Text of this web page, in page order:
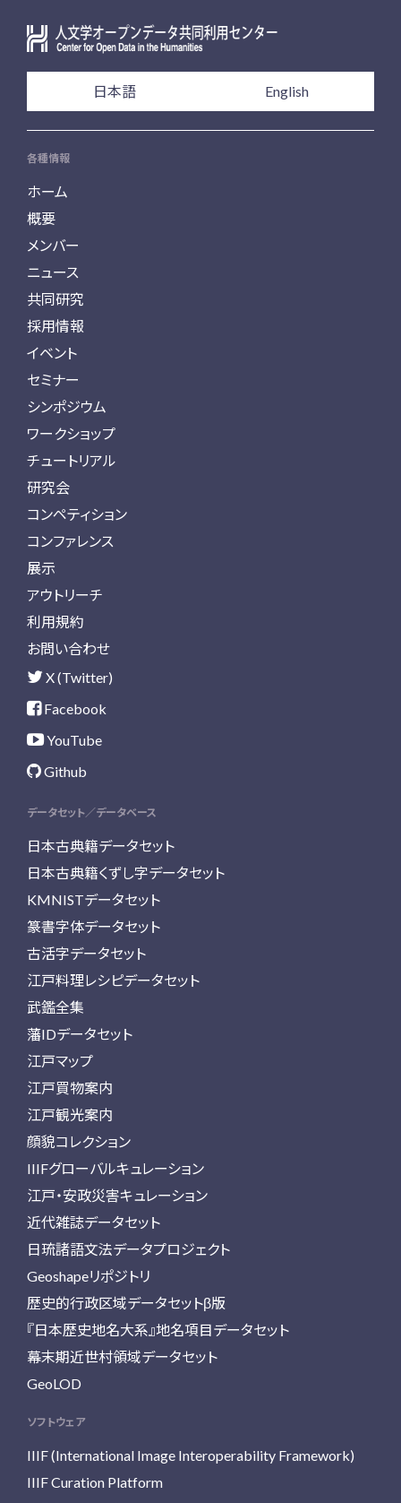
日本語 English
各種情報
ホーム
概要
メンバー
ニュース
共同研究
採用情報
イベント
セミナー
シンポジウム
ワークショップ
チュートリアル
研究会
コンペティション
コンファレンス
展示
アウトリーチ
利用規約
お問い合わせ
X (Twitter)
Facebook
YouTube
Github
データセット／データベース
日本古典籍データセット
日本古典籍くずし字データセット
KMNISTデータセット
篆書字体データセット
古活字データセット
江戸料理レシピデータセット
武鑑全集
藩IDデータセット
江戸マップ
江戸買物案内
江戸観光案内
顔貌コレクション
IIIFグローバルキュレーション
江戸・安政災害キュレーション
近代雑誌データセット
日琉諸語文法データプロジェクト
Geoshapeリポジトリ
歴史的行政区域データセットβ版
『日本歴史地名大系』地名項目データセット
幕末期近世村領域データセット
GeoLOD
ソフトウェア
IIIF (International Image Interoperability Framework)
IIIF Curation Platform